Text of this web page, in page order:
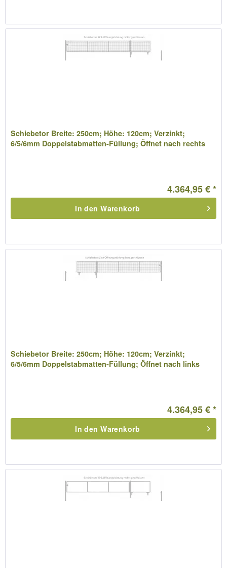
Schiebetor Breite: 250cm; Höhe: 120cm; Verzinkt;
6/5/6mm Doppelstabmatten-Füllung; Öffnet nach rechts
4.364,95 € *
In den Warenkorb
Schiebetor Breite: 250cm; Höhe: 120cm; Verzinkt;
6/5/6mm Doppelstabmatten-Füllung; Öffnet nach links
4.364,95 € *
In den Warenkorb